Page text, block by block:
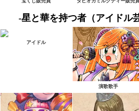
-星と華を持つ者（アイドル
アイドル
演歌歌手